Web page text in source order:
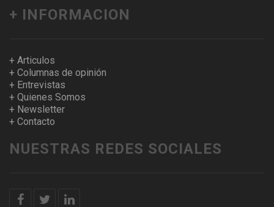
+ INFORMACION
+ Articulos
+ Columnas de opinión
+ Entrevistas
+ Quienes Somos
+ Newsletter
+ Contacto
NUESTRAS REDES SOCIALES